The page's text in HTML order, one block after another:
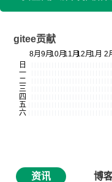
gitee贡献
资讯 博